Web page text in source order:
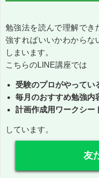
勉強法を読んで理解でき
強すればいいかわからな
しまいます。
こちらのLINE講座では
受験のプロがやってい
毎月のおすすめ勉強内
計画作成用ワークシー
しています。
友